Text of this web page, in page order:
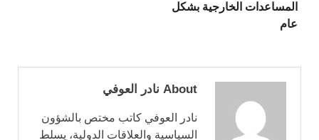
المساعدات الخارجية بشكل
عام
About نادر العوفي
نادر العوفي كاتب مختص بالشؤون
السياسية والعلاقات الدولية، يسلط